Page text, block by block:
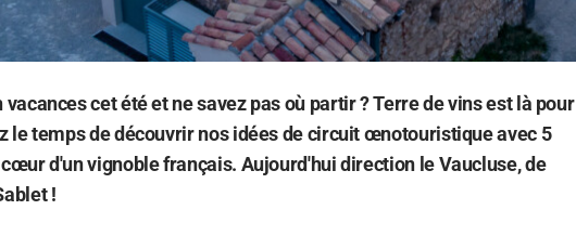
vacances cet été et ne savez pas où partir ? Terre de vins est là pour
le temps de découvrir nos idées de circuit œnotouristique avec 5
d'un vignoble français. Aujourd'hui direction le Vaucluse, de
!